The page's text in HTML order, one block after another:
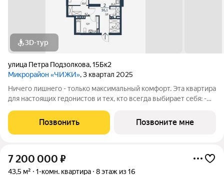
3D-тур
улица Петра Подзолкова,15Бк2
Микрорайон «ЧИЖИ», 3 квартал 2025
Ничего лишнего - только максимальный комфорт. Эта квартира
для настоящих гедонистов и тех, кто всегда выбирает себя: -
просторный 7метровый санузел, куда войдет даже джакузи; -
в прихожей
Позвонить Позвоните мне
7 200 000 ₽
43,5 м² 1-комн. квартира 8 этаж из 16